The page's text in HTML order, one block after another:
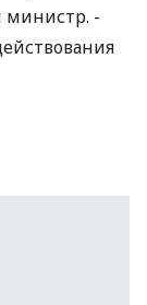
министр. -